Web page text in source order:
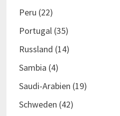
Peru (22)
Portugal (35)
Russland (14)
Sambia (4)
Saudi-Arabien (19)
Schweden (42)